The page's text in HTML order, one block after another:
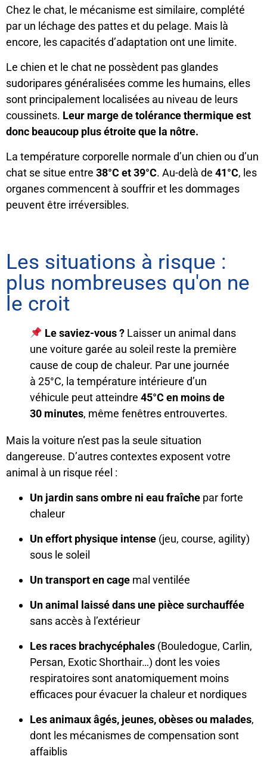
Chez le chat, le mécanisme est similaire, complété
par un léchage des pattes et du pelage. Mais là
encore, les capacités d’adaptation ont une limite.
Le chien et le chat ne possèdent pas glandes
sudoripares généralisées comme les humains, elles
sont principalement localisées au niveau de leurs
coussinets. Leur marge de tolérance thermique est
donc beaucoup plus étroite que la nôtre.
La température corporelle normale d’un chien ou d’un
chat se situe entre 38°C et 39°C. Au-delà de 41°C, les
organes commencent à souffrir et les dommages
peuvent être irréversibles.
Les situations à risque :
plus nombreuses qu'on ne
le croit
Le saviez-vous ?Laisser un animal dans
une voiture garée au soleil reste la première
cause de coup de chaleur. Par une journée
à 25°C, la température intérieure d’un
véhicule peut atteindre 45°C en moins de
30 minutes, même fenêtres entrouvertes.
Mais la voiture n’est pas la seule situation
dangereuse. D’autres contextes exposent votre
animal à un risque réel :
Un jardin sans ombre ni eau fraîche par forte
chaleur
Un effort physique intense (jeu, course, agility)
sous le soleil
Un transport en cage mal ventilée
Un animal laissé dans une pièce surchauffée
sans accès à l’extérieur
Les races brachycéphales (Bouledogue, Carlin,
Persan, Exotic Shorthair…) dont les voies
respiratoires sont anatomiquement moins
efficaces pour évacuer la chaleur et nordiques
Les animaux âgés, jeunes, obèses ou malades,
dont les mécanismes de compensation sont
affaiblis